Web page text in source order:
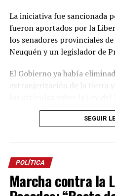
La iniciativa fue sancionada
fueron aportados por la
los senadores provinciales
Neuquén y un legislador de
El Gobierno ya había
extranjerización de la tierra
respaldo se obtuvo con los
9 de la UCR,3 del
correntinoCarlos
Edith Terenzi
En contra estuvieron 24
justicialista, 3 de Convicción
SEGUIR
POLÍTICA
Marcha contra la